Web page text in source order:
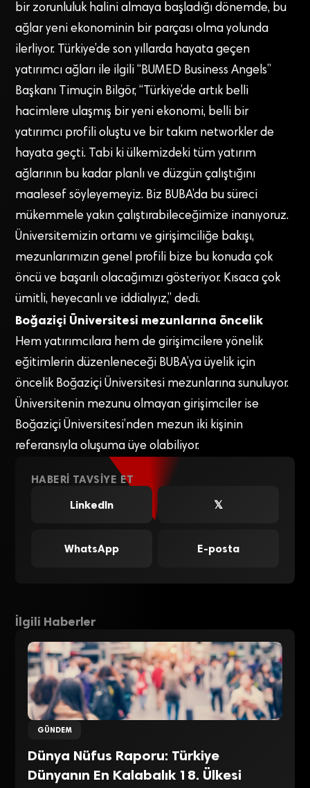
bir zorunluluk halini almaya başladığı dönemde, bu
ağlar yeni ekonominin bir parçası olma yolunda
ilerliyor. Türkiye’de son yıllarda hayata geçen
yatırımcı ağları ile ilgili “BUMED Business Angels”
Başkanı Timuçin Bilgör, “Türkiye’de artık belli
hacimlere ulaşmış bir yeni ekonomi, belli bir
yatırımcı profili oluştu ve bir takım networkler de
hayata geçti. Tabi ki ülkemizdeki tüm yatırım
ağlarının bu kadar planlı ve düzgün çalıştığını
maalesef söyleyemeyiz. Biz BUBA’da bu süreci
mükemmele yakın çalıştırabileceğimize inanıyoruz.
Üniversitemizin ortamı ve girişimciliğe bakışı,
mezunlarımızın genel profili bize bu konuda çok
öncü ve başarılı olacağımızı gösteriyor. Kısaca çok
ümitli, heyecanlı ve iddialıyız,” dedi.
Boğaziçi Üniversitesi mezunlarına öncelik
Hem yatırımcılara hem de girişimcilere yönelik
eğitimlerin düzenleneceği BUBA’ya üyelik için
öncelik Boğaziçi Üniversitesi mezunlarına sunuluyor.
Üniversitenin mezunu olmayan girişimciler ise
Boğaziçi Üniversitesi’nden mezun iki kişinin
referansıyla oluşuma üye olabiliyor.
HABERI TAVSIYE ET
LinkedIn
𝕏
WhatsApp E-posta
İlgili Haberler
GÜNDEM
Dünya Nüfus Raporu: Türkiye
Dünyanın En Kalabalık 18. Ülkesi